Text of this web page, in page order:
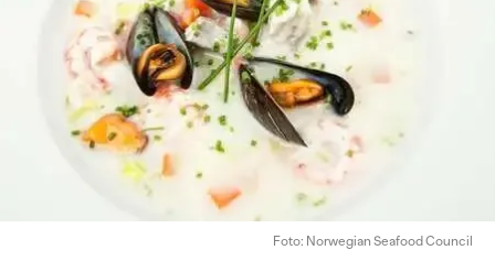
Foto: Norwegian Seafood Council